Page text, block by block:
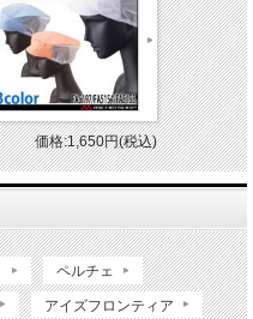
価格:1,650円(税込)
ペルチェ
アイズフロンティア